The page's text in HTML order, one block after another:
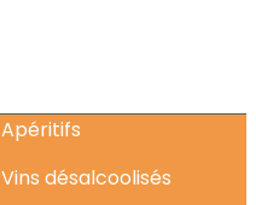
Apéritifs
Vins désalcoolisés